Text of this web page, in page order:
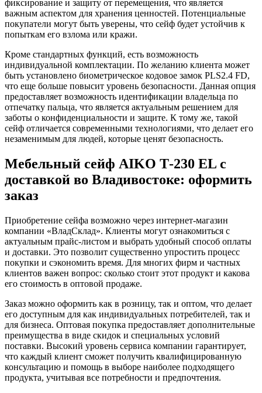
фиксирование и защиту от перемещения, что является
важным аспектом для хранения ценностей. Потенциальные
покупатели могут быть уверены, что сейф будет устойчив к
попыткам его взлома или кражи.
Кроме стандартных функций, есть возможность
индивидуальной комплектации. По желанию клиента может
быть установлено биометрическое кодовое замок PLS2.4 FD,
что еще больше повысит уровень безопасности. Данная опция
предоставляет возможность идентификации владельца по
отпечатку пальца, что является актуальным решением для
заботы о конфиденциальности и защите. К тому же, такой
сейф отличается современными технологиями, что делает его
незаменимым для людей, которые ценят безопасность.
Мебельный сейф AIKO Т-230 EL с
доставкой во Владивостоке: оформить
заказ
Приобретение сейфа возможно через интернет-магазин
компании «ВладСклад». Клиенты могут ознакомиться с
актуальным прайс-листом и выбрать удобный способ оплаты
и доставки. Это позволит существенно упростить процесс
покупки и сэкономить время. Для многих фирм и частных
клиентов важен вопрос: сколько стоит этот продукт и какова
его стоимость в оптовой продаже.
Заказ можно оформить как в розницу, так и оптом, что делает
его доступным для как индивидуальных потребителей, так и
для бизнеса. Оптовая покупка предоставляет дополнительные
преимущества в виде скидок и специальных условий
поставки. Высокий уровень сервиса компании гарантирует,
что каждый клиент сможет получить квалифицированную
консультацию и помощь в выборе наиболее подходящего
продукта, учитывая все потребности и предпочтения.